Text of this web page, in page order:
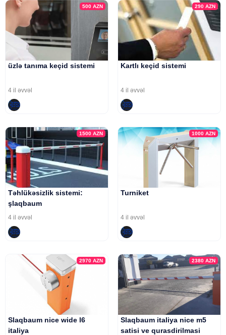
500AZN
üzlə tanıma keçid sistemi
4 il əvvəl
290 AZN
Kartlı keçid sistemi
4 il əvvəl
1500AZN
Təhlükəsizlik sistemi:
şlaqbaum
4 il əvvəl
1000 AZN
Turniket
4 il əvvəl
2970AZN
Slaqbaum nice wide l6
italiya
2380 AZN
Slaqbaum italiya nice m5
satisi ve qurasdirilmasi